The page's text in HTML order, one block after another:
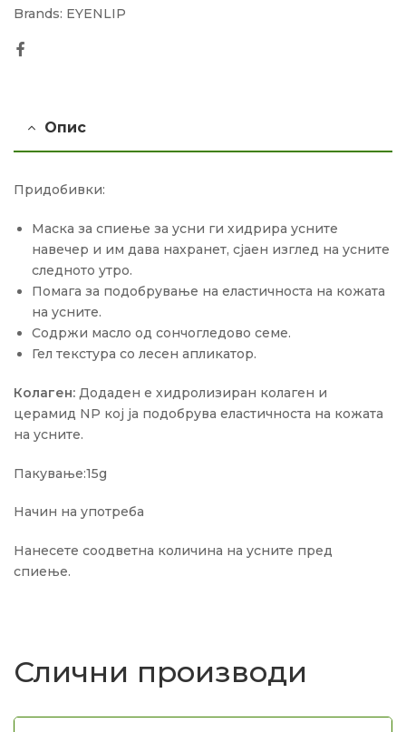
Brands: EYENLIP
Опис
Придобивки:
Mаска за спиење за усни ги хидрира усните
навечер и им дава нахранет, сјаен изглед на усните
следното утро.
Помага за подобрување на еластичноста на кожата
на усните.
Содржи масло од сончогледово семе.
Гел текстура со лесен апликатор.
Колаген: Додаден е хидролизиран колаген и
церамид NP кој ја подобрува еластичноста на кожата
на усните.
Пакување:15g
Начин на употреба
Нанесете соодветна количина на усните пред
спиење.
Слични производи